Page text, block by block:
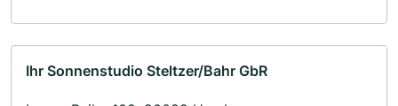
Ihr Sonnenstudio Steltzer/Bahr GbR